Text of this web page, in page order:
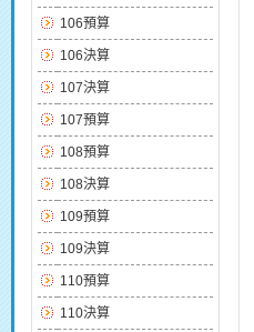
106預算
106決算
107決算
107預算
108預算
108決算
109預算
109決算
110預算
110決算